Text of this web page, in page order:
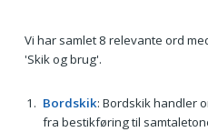
Vi har samlet 8 relevante ord
'Skik og brug'.
Bordskik: Bordskik handler
fra bestikføring til